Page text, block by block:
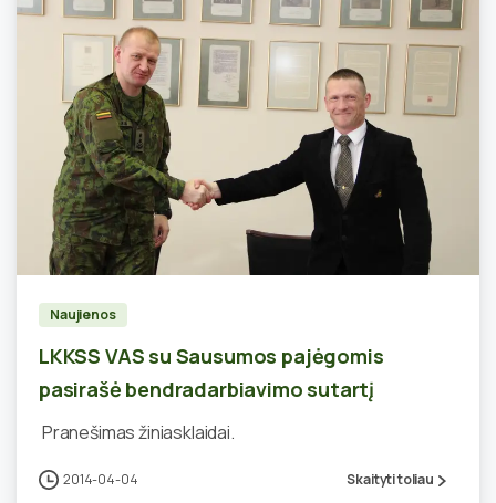
2
Naujienos
LKKSS VAS su Sausumos pajėgomis
pasirašė bendradarbiavimo sutartį
Pranešimas žiniasklaidai.
2014-04-04 Skaityti toliau